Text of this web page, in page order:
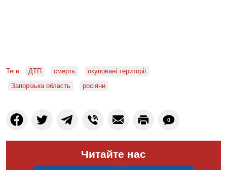
Теги: ДТП смерть
окуповані території
Запорізька область
росіяни
0
Читайте нас